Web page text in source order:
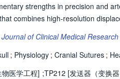
strengths in precision and
combines high-resolution
Journal of Clinical Medical Research
; Physiology ; Cranial Sutures ;
医学工程] ;TP212 [发送器（变换